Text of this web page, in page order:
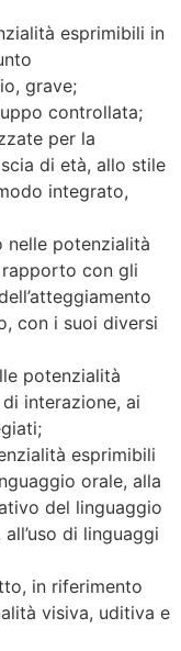
esprimibili in
grave;
controllata;
per la
di età, allo stile
integrato,
nelle potenzialità
rapporto con gli
con i suoi diversi
potenzialità
interazione, ai
esprimibili
orale, alla
del linguaggio
di linguaggi
in riferimento
visiva, uditiva e